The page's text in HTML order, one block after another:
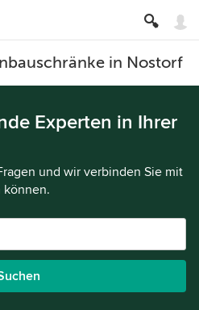
in Nostorf
Experten in Ihrer
und wir verbinden Sie mit
können.